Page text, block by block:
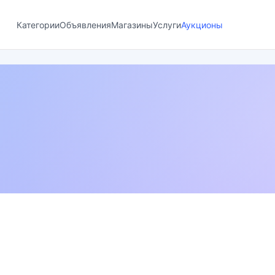
КатегорииОбъявленияМагазиныУслугиАукционы